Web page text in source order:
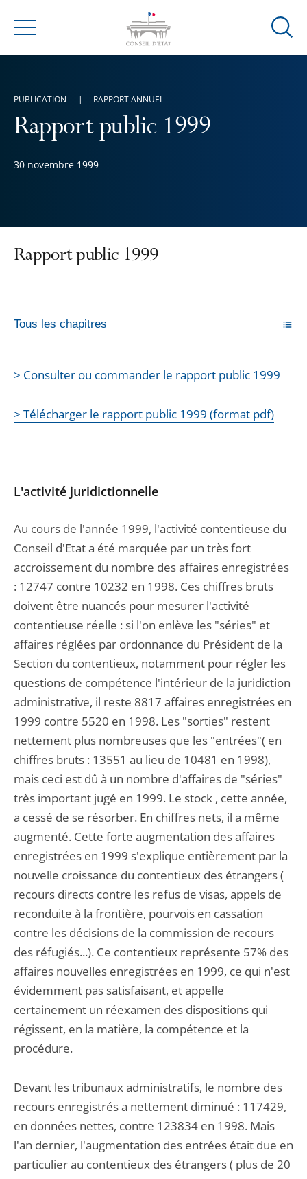
Menu
Ouvrir
Rapport public 1999
30 novembre 1999
PUBLICATION RAPPORT ANNUEL
Rapport public 1999
Tous les chapitres
> Consulter ou commander le rapport public 1999
> Télécharger le rapport public 1999 (format pdf)
L'activité juridictionnelle
Au cours de l'année 1999, l'activité contentieuse du
Conseil d'Etat a été marquée par un très fort
accroissement du nombre des affaires enregistrées
: 12747 contre 10232 en 1998. Ces chiffres bruts
doivent être nuancés pour mesurer l'activité
contentieuse réelle : si l'on enlève les "séries" et
affaires réglées par ordonnance du Président de la
Section du contentieux, notamment pour régler les
questions de compétence l'intérieur de la juridiction
administrative, il reste 8817 affaires enregistrées en
1999 contre 5520 en 1998. Les "sorties" restent
nettement plus nombreuses que les "entrées"( en
chiffres bruts : 13551 au lieu de 10481 en 1998),
mais ceci est dû à un nombre d'affaires de "séries"
très important jugé en 1999. Le stock , cette année,
a cessé de se résorber. En chiffres nets, il a même
augmenté. Cette forte augmentation des affaires
enregistrées en 1999 s'explique entièrement par la
nouvelle croissance du contentieux des étrangers (
recours directs contre les refus de visas, appels de
reconduite à la frontière, pourvois en cassation
contre les décisions de la commission de recours
des réfugiés...). Ce contentieux représente 57% des
affaires nouvelles enregistrées en 1999, ce qui n'est
évidemment pas satisfaisant, et appelle
certainement un réexamen des dispositions qui
régissent, en la matière, la compétence et la
procédure.
Devant les tribunaux administratifs, le nombre des
recours enregistrés a nettement diminué : 117429,
en données nettes, contre 123834 en 1998. Mais
l'an dernier, l'augmentation des entrées était due en
particulier au contentieux des étrangers ( plus de 20